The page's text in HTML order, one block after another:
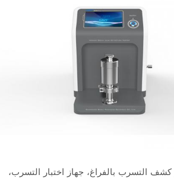
كشف التسرب بالفراغ، جهاز اختبار التسرب،